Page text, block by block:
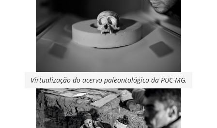
Virtualização do acervo paleontológico da PUC-MG.